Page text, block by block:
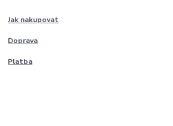
Jak nakupovat
Doprava
Platba